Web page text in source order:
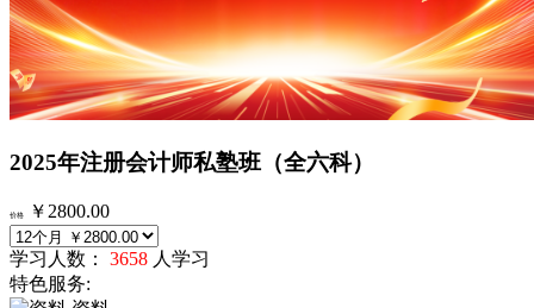
2025年注册会计师私塾班（全六科）
价格 ￥2800.00
学习人数： 3658 人学习
特色服务: